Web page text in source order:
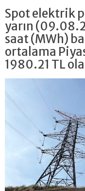
Spot elektrik
yarın
saat (MWh)
ortalama
1980.21 TL